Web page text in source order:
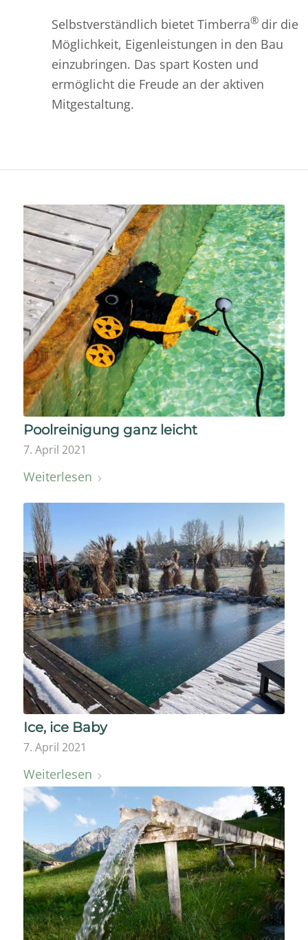
Selbstverständlich bietet Timberra® dir die
Möglichkeit, Eigenleistungen in den Bau
einzubringen. Das spart Kosten und
ermöglicht die Freude an der aktiven
Mitgestaltung.
Poolreinigung ganz leicht
7. April 2021
Weiterlesen
Ice, ice Baby
7. April 2021
Weiterlesen